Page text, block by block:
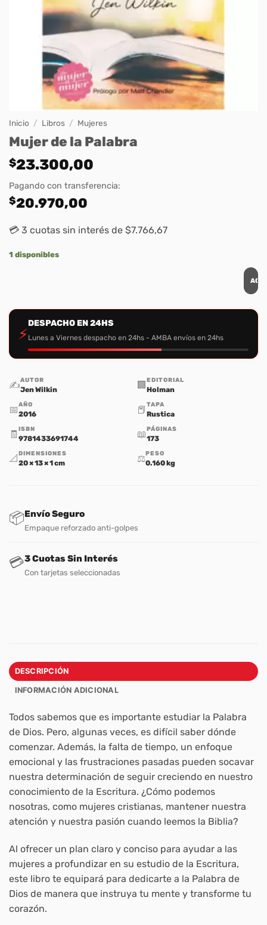
Inicio / Libros / Mujeres
Mujer de la Palabra
$23.300,00
Pagando con transferencia:
$20.970,00
💳 3 cuotas sin interés de $7.766,67
1 disponibles
⚡
DESPACHO EN 24HS
Lunes a Viernes despacho en 24hs - AMBA envíos en 24hs
✍️AUTOR
Jen Wilkin 🏢 EDITORIAL
Holman
📅AÑO
2016 📕 TAPA
Rustica
🧾 ISBN
9781433691744 📖PÁGINAS
173
📐 DIMENSIONES
20 × 13 × 1 cm ⚖️PESO
0.160 kg
📦Envío Seguro
Empaque reforzado anti-golpes
💳3 Cuotas Sin Interés
Con tarjetas seleccionadas
DESCRIPCIÓN
INFORMACIÓN ADICIONAL
Todos sabemos que es importante estudiar la Palabra
de Dios. Pero, algunas veces, es difícil saber dónde
comenzar. Además, la falta de tiempo, un enfoque
emocional y las frustraciones pasadas pueden socavar
nuestra determinación de seguir creciendo en nuestro
conocimiento de la Escritura. ¿Cómo podemos
nosotras, como mujeres cristianas, mantener nuestra
atención y nuestra pasión cuando leemos la Biblia?
Al ofrecer un plan claro y conciso para ayudar a las
mujeres a profundizar en su estudio de la Escritura,
este libro te equipará para dedicarte a la Palabra de
Dios de manera que instruya tu mente y transforme tu
corazón.